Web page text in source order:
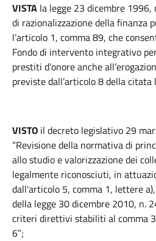
VISTA la legge 23 dicembre
di razionalizzazione della finanza
l’articolo 1, comma 89, che
Fondo di intervento integrativo
prestiti d’onore anche
previste dall’articolo 8 della
VISTO il decreto legislativo 29
“Revisione della normativa di
allo studio e valorizzazione dei
legalmente riconosciuti, in
dall'articolo 5, comma 1, lettere
della legge 30 dicembre 2010, n.
criteri direttivi stabiliti al comma
6”;